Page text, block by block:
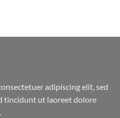
adipiscing elit, sed
tincidunt ut laoreet dolore